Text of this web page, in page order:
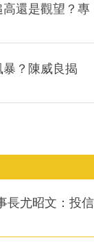
高還是觀望？專
？陳威良揭
長尤昭文：投信